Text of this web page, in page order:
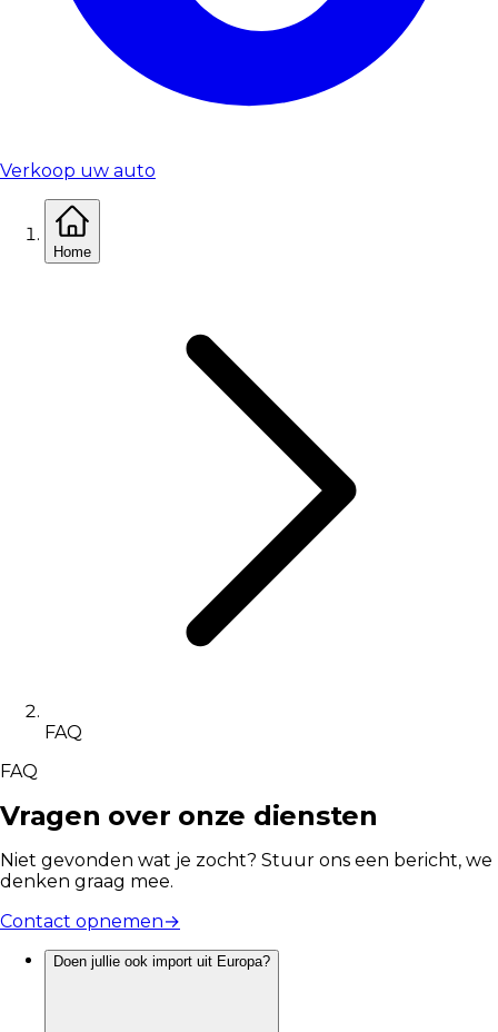
Verkoop uw auto
Home
FAQ
FAQ
Vragen over onze diensten
Niet gevonden wat je zocht? Stuur ons een bericht, we
denken graag mee.
Contact opnemen→
Doen jullie ook import uit Europa?